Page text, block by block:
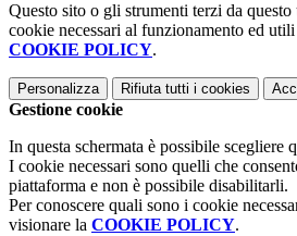
Questo sito o gli strumenti terzi da
cookie necessari al funzionamento ed
COOKIE POLICY.
Personalizza Rifiuta tutti i cookies
Gestione cookie
In questa schermata è possibile scegliere
I cookie necessari sono quelli che
piattaforma e non è possibile disabilitarli.
Per conoscere quali sono i cookie
visionare la COOKIE POLICY.